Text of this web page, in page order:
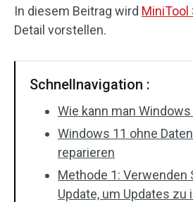
In diesem Beitrag wird MiniTool
Detail vorstellen.
Schnellnavigation :
Wie kann man
Windows 11 ohne
reparieren
Methode 1: Verwenden
Update, um Updates zu